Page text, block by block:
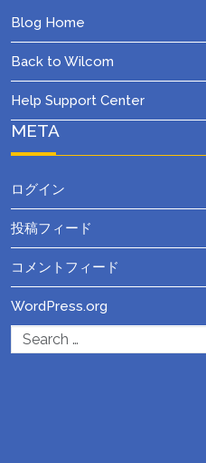
Blog Home
Back to Wilcom
Help Support Center
META
ログイン
投稿フィード
コメントフィード
WordPress.org